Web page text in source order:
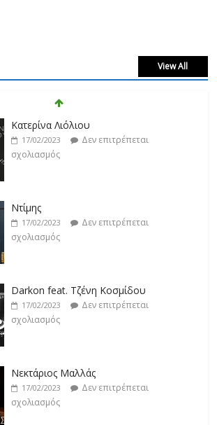
View All
Ντίμης
17/02/2023
Δεν επιτρέπεται
σχολιασμός
Darkon feat. Τζένη Κοσμίδου
17/02/2023
Δεν επιτρέπεται
σχολιασμός
Νεκτάριος Μαλλάς
17/02/2023
Δεν επιτρέπεται
σχολιασμός
George P. Lemos feat. Ασπασία Λαιμού
17/02/2023
Δεν επιτρέπεται
σχολιασμός